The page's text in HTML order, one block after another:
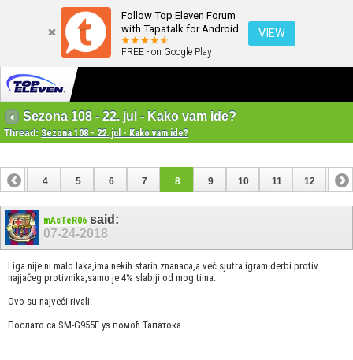
Follow Top Eleven Forum
with Tapatalk for Android
FREE - on Google Play
VIEW
Sezona 108 - 22. jul - Kako vam ide?
Thread: Sezona 108 - 22. jul - Kako vam ide?
3 4 5 6 7 8 9 10 11 12 13
16 19
mAsTeR06 said:
07-24-2018
Liga nije ni malo laka,ima nekih starih znanaca,a već sjutra igram derbi protiv
najjačeg protivnika,samo je 4% slabiji od mog tima.
Ovo su najveći rivali:
Послато са SM-G955F уз помоћ Тапатока